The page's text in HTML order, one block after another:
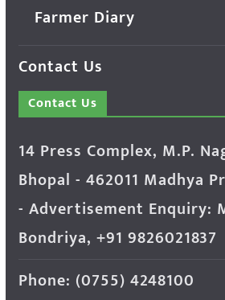
Farmer Diary
Contact Us
Contact Us
14 Press Complex, M.P.
Bhopal - 462011 Madhya
- Advertisement Enquiry:
Bondriya, +91 9826021837
Phone: (0755) 4248100